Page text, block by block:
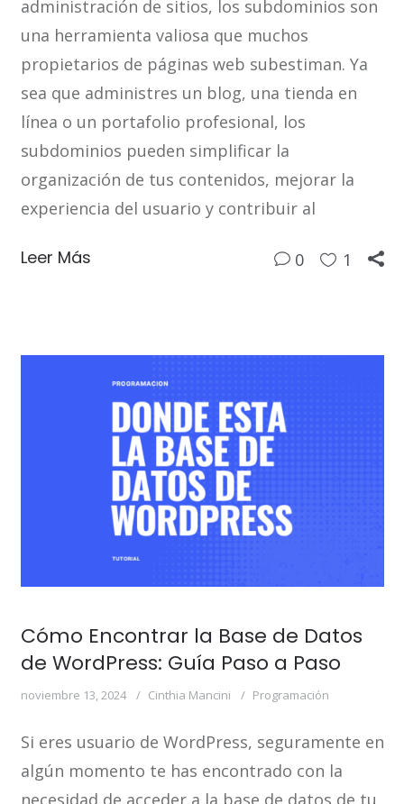
administración de sitios, los subdominios son
una herramienta valiosa que muchos
propietarios de páginas web subestiman. Ya
sea que administres un blog, una tienda en
línea o un portafolio profesional, los
subdominios pueden simplificar la
organización de tus contenidos, mejorar la
experiencia del usuario y contribuir al
Leer Más 0 1
Cómo Encontrar la Base de Datos
de WordPress: Guía Paso a Paso
noviembre 13, 2024 Cinthia Mancini Programación
Si eres usuario de WordPress, seguramente en
algún momento te has encontrado con la